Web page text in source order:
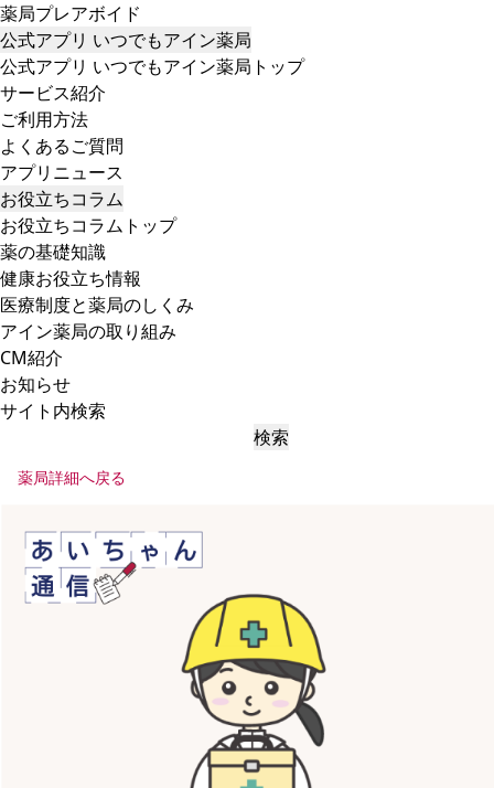
薬局プレアボイド
公式アプリ いつでもアイン薬局
公式アプリ いつでもアイン薬局トップ
サービス紹介
ご利用方法
よくあるご質問
アプリニュース
お役立ちコラム
お役立ちコラムトップ
薬の基礎知識
健康お役立ち情報
医療制度と薬局のしくみ
アイン薬局の取り組み
CM紹介
お知らせ
サイト内検索
検索
薬局詳細へ戻る